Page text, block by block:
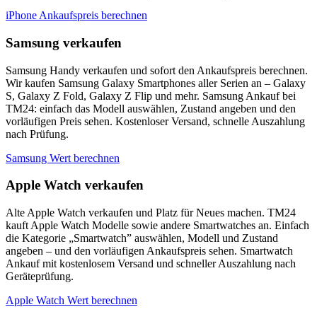
iPhone Ankaufspreis berechnen
Samsung verkaufen
Samsung Handy verkaufen und sofort den Ankaufspreis berechnen.
Wir kaufen Samsung Galaxy Smartphones aller Serien an – Galaxy
S, Galaxy Z Fold, Galaxy Z Flip und mehr. Samsung Ankauf bei
TM24: einfach das Modell auswählen, Zustand angeben und den
vorläufigen Preis sehen. Kostenloser Versand, schnelle Auszahlung
nach Prüfung.
Samsung Wert berechnen
Apple Watch verkaufen
Alte Apple Watch verkaufen und Platz für Neues machen. TM24
kauft Apple Watch Modelle sowie andere Smartwatches an. Einfach
die Kategorie „Smartwatch” auswählen, Modell und Zustand
angeben – und den vorläufigen Ankaufspreis sehen. Smartwatch
Ankauf mit kostenlosem Versand und schneller Auszahlung nach
Geräteprüfung.
Apple Watch Wert berechnen